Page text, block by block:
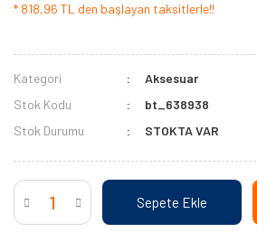
* 818,96 TL den başlayan taksitlerle!!
Kategori
Aksesuar
Stok Kodu
bt_638938
Stok Durumu
STOKTA VAR
Sepete Ekle